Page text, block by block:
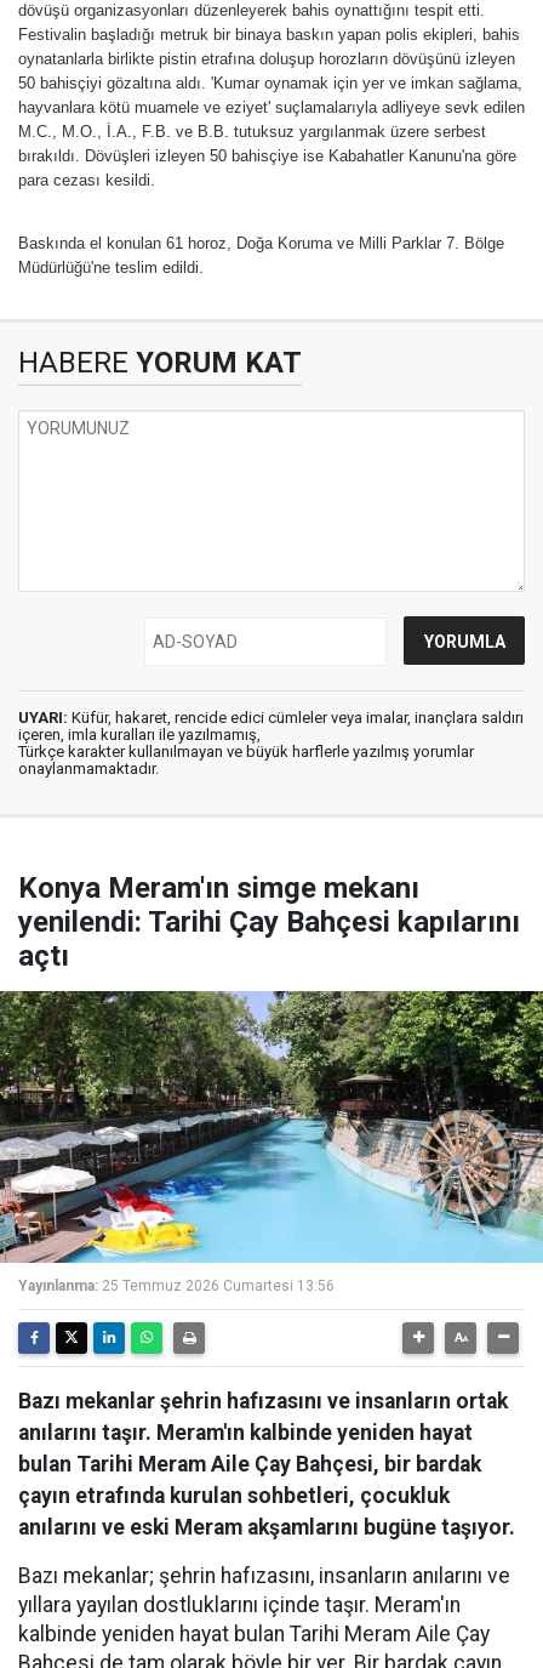
dövüşü organizasyonları düzenleyerek bahis oynattığını tespit etti.
Festivalin başladığı metruk bir binaya baskın yapan polis ekipleri, bahis
oynatanlarla birlikte pistin etrafına doluşup horozların dövüşünü izleyen
50 bahisçiyi gözaltına aldı. 'Kumar oynamak için yer ve imkan sağlama,
hayvanlara kötü muamele ve eziyet' suçlamalarıyla adliyeye sevk edilen
M.C., M.O., İ.A., F.B. ve B.B. tutuksuz yargılanmak üzere serbest
bırakıldı. Dövüşleri izleyen 50 bahisçiye ise Kabahatler Kanunu'na göre
para cezası kesildi.
Baskında el konulan 61 horoz, Doğa Koruma ve Milli Parklar 7. Bölge
Müdürlüğü'ne teslim edildi.
HABERE YORUM KAT
UYARI: Küfür, hakaret, rencide edici cümleler veya imalar, inançlara saldırı
içeren, imla kuralları ile yazılmamış,
Türkçe karakter kullanılmayan ve büyük harflerle yazılmış yorumlar
onaylanmamaktadır.
Konya Meram'ın simge mekanı
yenilendi: Tarihi Çay Bahçesi kapılarını
açtı
Yayınlanma: 25 Temmuz 2026 Cumartesi 13:56
Bazı mekanlar şehrin hafızasını ve insanların ortak
anılarını taşır. Meram'ın kalbinde yeniden hayat
bulan Tarihi Meram Aile Çay Bahçesi, bir bardak
çayın etrafında kurulan sohbetleri, çocukluk
anılarını ve eski Meram akşamlarını bugüne taşıyor.
Bazı mekanlar; şehrin hafızasını, insanların anılarını ve
yıllara yayılan dostluklarını içinde taşır. Meram'ın
kalbinde yeniden hayat bulan Tarihi Meram Aile Çay
Bahçesi de tam olarak böyle bir yer. Bir bardak çayın